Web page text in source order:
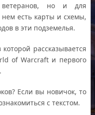
ветеранов, но и для
есть карты и схемы,
в эти подземелья.
рассказывается
of Warcraft и первого
Если вы новичок, то
с текстом.